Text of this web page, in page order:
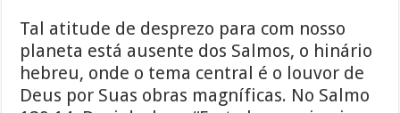
Tal atitude de desprezo para com nosso
planeta está ausente dos Salmos, o hinário
hebreu, onde o tema central é o louvor de
Deus por Suas obras magníficas. No Salmo